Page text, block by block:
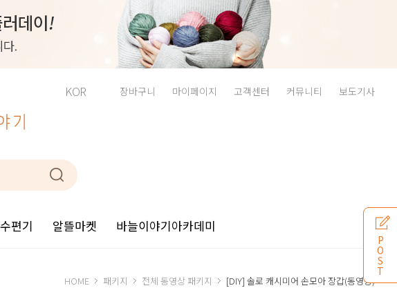
KOR 장바구니 마이페이지 고객센터 커뮤니티 보도기사
수편기 알뜰마켓 바늘이야기아카데미
HOME 패키지 전체 동영상 패키지 [DIY] 솔로 캐시미어 손모아 장갑(동영상)
P
O
S
T